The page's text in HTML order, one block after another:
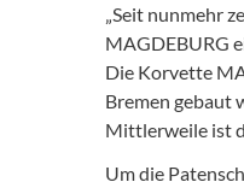
„Seit nunmehr
MAGDEBURG
Die Korvette
Bremen gebaut
Mittlerweile ist
Um die